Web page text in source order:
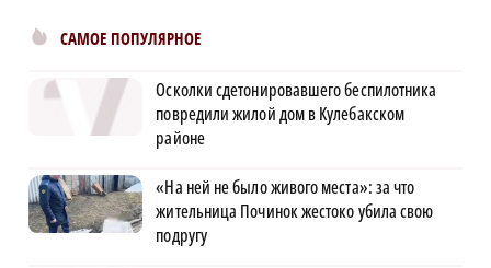
САМОЕ ПОПУЛЯРНОЕ
Осколки сдетонировавшего беспилотника
повредили жилой дом в Кулебакском
районе
«На ней не было живого места»: за что
жительница Починок жестоко убила свою
подругу